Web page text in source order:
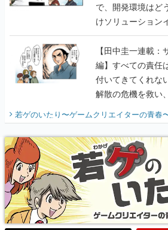
で、開発環境はど
けソリューション
に行って、より理
【田中圭一連載
編】すべての責任
付いてきてくれな
解散の危機を救い
開く。業界の快男
『少年ジャンプ』
り】
若ゲのいたり〜ゲームクリエイターの青春